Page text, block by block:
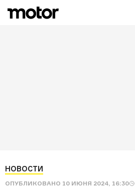
НОВОСТИ
ОПУБЛИКОВАНО 10 ИЮНЯ 2024, 16:30